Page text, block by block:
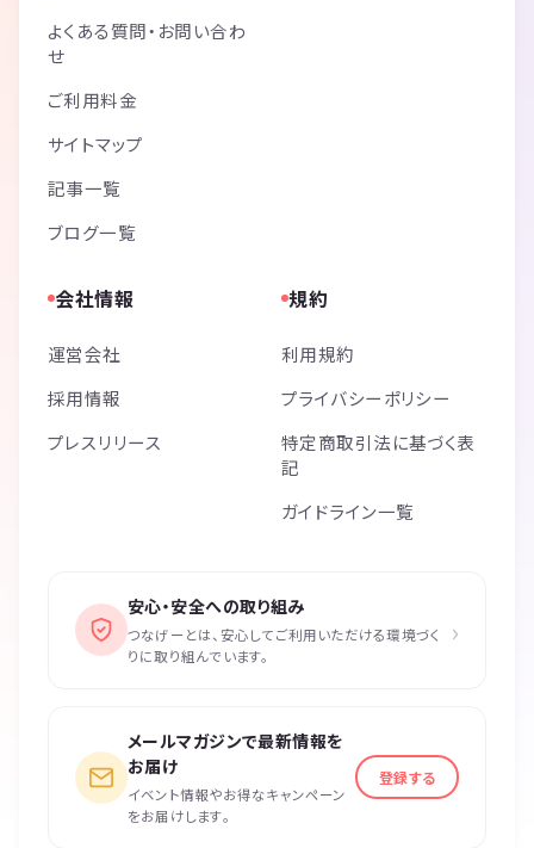
よくある質問・お問い合わ
せ
ご利用料金
サイトマップ
記事一覧
ブログ一覧
会社情報
運営会社
採用情報
プレスリリース
規約
利用規約
プライバシーポリシー
特定商取引法に基づく表
記
ガイドライン一覧
安心・安全への取り組み
つなげーとは、安心してご利用いただける環境づく
りに取り組んでいます。
›
メールマガジンで最新情報を
お届け
イベント情報やお得なキャンペーン
をお届けします。
登録する